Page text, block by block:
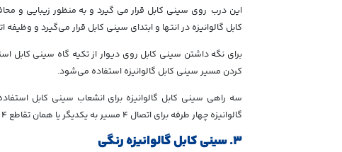
این درب روی سینی کابل قرار می گیرد و به منظور زیبایی و
کابل گالوانیزه در انتها و ابتدای سینی کابل قرار می‌گیرد و
برای نگه داشتن سینی کابل روی دیوار از تکیه گاه سینی کابل
کردن مسیر سینی کابل گالوانیزه استفاده می‌شود.
سه راهی سینی کابل گالوانیزه برای انشعاب سینی کابل
گالوانیزه چهار طرفه برای اتصال ۴ مسیر به یکدیگر یا همان تقاطع ۴ طرفه در سینی کابل گالوانیزه استفاده می‌شود.
۳. سینی کابل گالوانیزه رنگی